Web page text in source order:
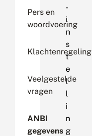
Pers en
woordvoering
Klachtenregeling
Veelgestelde
vragen
ANBI
gegevens
-
i
n
s
t
e
l
l
i
n
g